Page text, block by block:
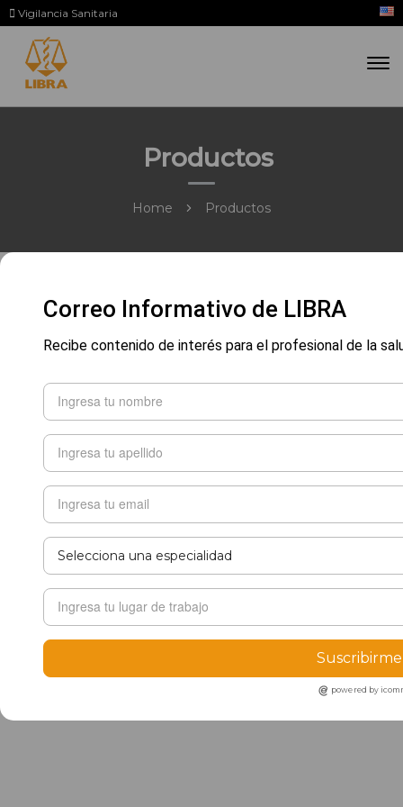
Vigilancia Sanitaria
Productos
Home Productos
Correo Informativo de LIBRA
Recibe contenido de interés para el profesional de la
Suscribirme
powered by